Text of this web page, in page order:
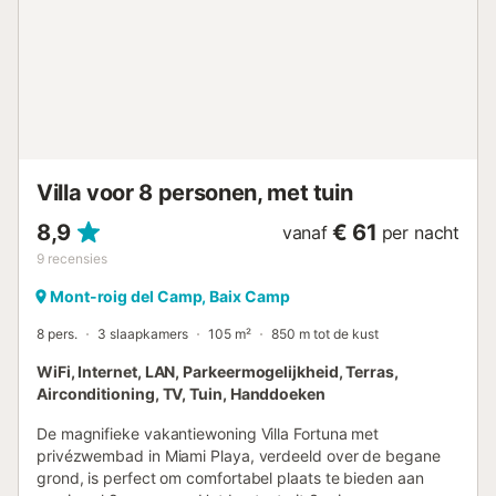
Villa voor 8 personen, met tuin
8,9
9 recensies
vanaf € 61 per nacht
Mont-roig del Camp, Baix Camp
8 pers. 3 slaapkamers 105 m² 850 m tot de kust
WiFi, Internet, LAN, Parkeermogelijkheid, Terras,
Airconditioning, TV, Tuin, Handdoeken
De magnifieke vakantiewoning Villa Fortuna met
privézwembad in Miami Playa, verdeeld over de begane
grond, is perfect om comfortabel plaats te bieden aan